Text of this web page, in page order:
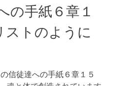
の手紙６章１
ストのように
信徒達への手紙６章１５